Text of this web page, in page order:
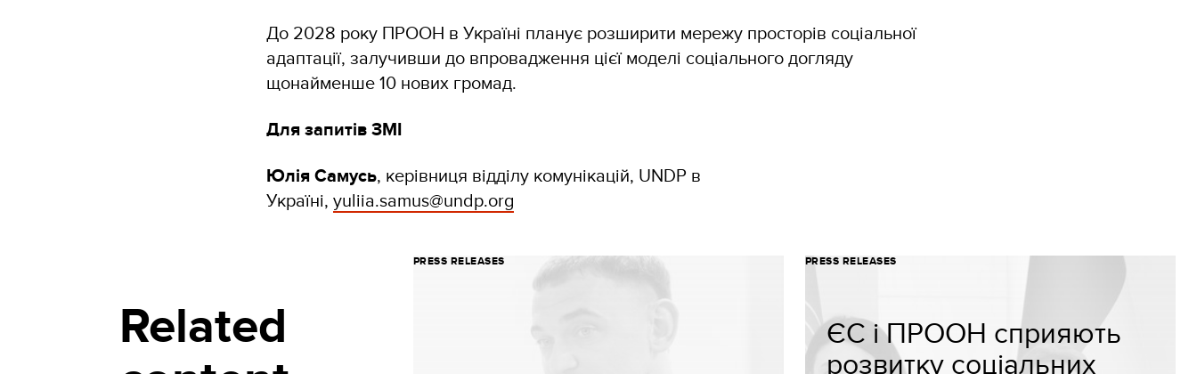
До 2028 року ПРООН в Україні планує розширити мережу просторів соціальної
адаптації, залучивши до впровадження цієї моделі соціального догляду
щонайменше 10 нових громад.
Для запитів ЗМІ
Юлія Самусь, керівниця відділу комунікацій, UNDP в
Україні, yuliia.samus@undp.org
Related
PRESS RELEASES PRESS RELEASES
ЄС і ПРООН сприяють
розвитку соціальних